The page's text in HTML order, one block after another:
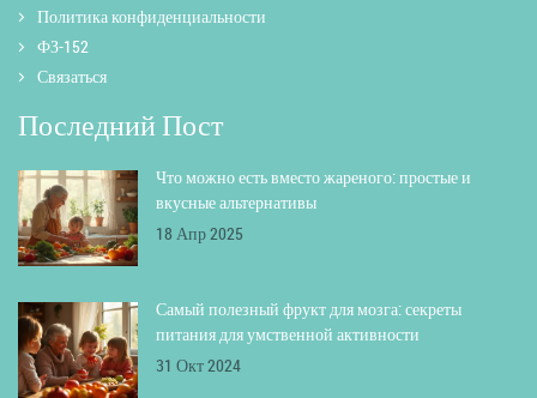
Политика конфиденциальности
ФЗ-152
Связаться
Последний Пост
Что можно есть вместо жареного: простые и
вкусные альтернативы
18 Апр 2025
Самый полезный фрукт для мозга: секреты
питания для умственной активности
31 Окт 2024